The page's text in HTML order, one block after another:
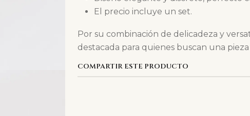
El precio incluye un set.
Por su combinación de delicadeza y
destacada para quienes buscan una
COMPARTIR ESTE PRODUCTO